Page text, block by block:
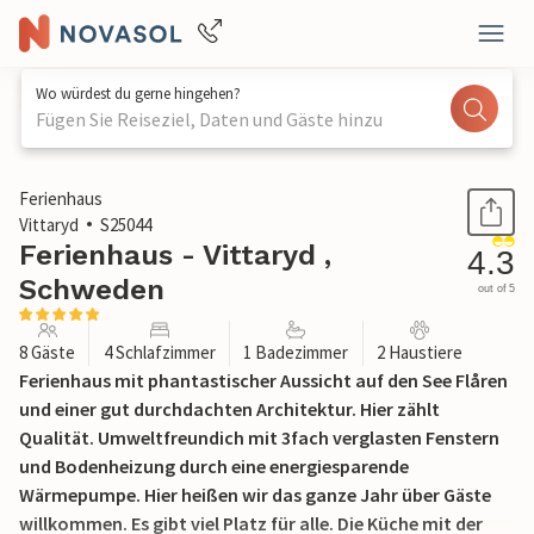
Wo würdest du gerne hingehen?
Fügen Sie Reiseziel, Daten und Gäste hinzu
1 / 26
Ferienhaus
Vittaryd
S25044
Ferienhaus - Vittaryd ,
Schweden
4.3
out of 5
8 Gäste 4 Schlafzimmer 1 Badezimmer 2 Haustiere
Ferienhaus mit phantastischer Aussicht auf den See Flåren
und einer gut durchdachten Architektur. Hier zählt
Qualität. Umweltfreundich mit 3fach verglasten Fenstern
und Bodenheizung durch eine energiesparende
Wärmepumpe. Hier heißen wir das ganze Jahr über Gäste
willkommen. Es gibt viel Platz für alle. Die Küche mit der